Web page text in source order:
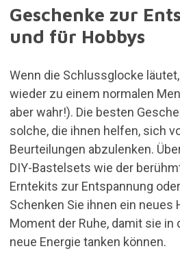
Geschenke zur
und für Hobbys
Wenn die Schlussglocke
wieder zu einem normalen
aber wahr!). Die besten
solche, die ihnen helfen, sich
Beurteilungen abzulenken.
DIY-Bastelsets wie der
Erntekits zur Entspannung
Schenken Sie ihnen ein neues
Moment der Ruhe, damit sie in
neue Energie tanken können.